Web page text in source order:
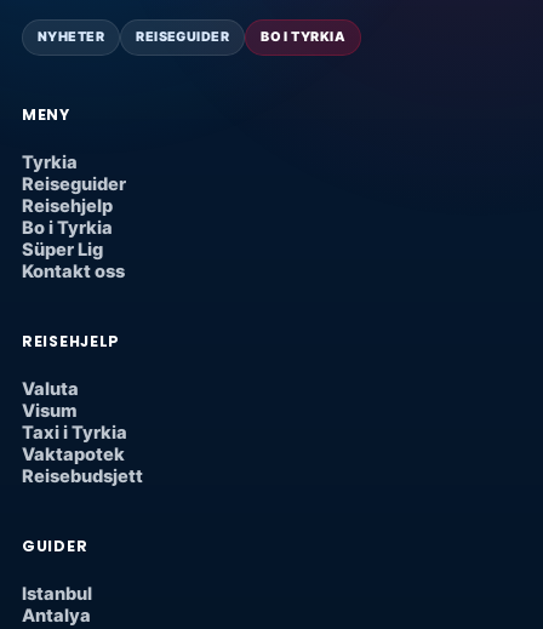
NYHETER REISEGUIDER BO I TYRKIA
MENY
Tyrkia
Reiseguider
Reisehjelp
Bo i Tyrkia
Süper Lig
Kontakt oss
REISEHJELP
Valuta
Visum
Taxi i Tyrkia
Vaktapotek
Reisebudsjett
GUIDER
Istanbul
Antalya